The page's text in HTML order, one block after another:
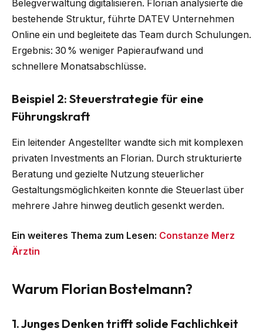
Belegverwaltung digitalisieren. Florian analysierte die
bestehende Struktur, führte DATEV Unternehmen
Online ein und begleitete das Team durch Schulungen.
Ergebnis: 30 % weniger Papieraufwand und
schnellere Monatsabschlüsse.
Beispiel 2: Steuerstrategie für eine
Führungskraft
Ein leitender Angestellter wandte sich mit komplexen
privaten Investments an Florian. Durch strukturierte
Beratung und gezielte Nutzung steuerlicher
Gestaltungsmöglichkeiten konnte die Steuerlast über
mehrere Jahre hinweg deutlich gesenkt werden.
Ein weiteres Thema zum Lesen: Constanze Merz
Ärztin
Warum Florian Bostelmann?
1. Junges Denken trifft solide Fachlichkeit